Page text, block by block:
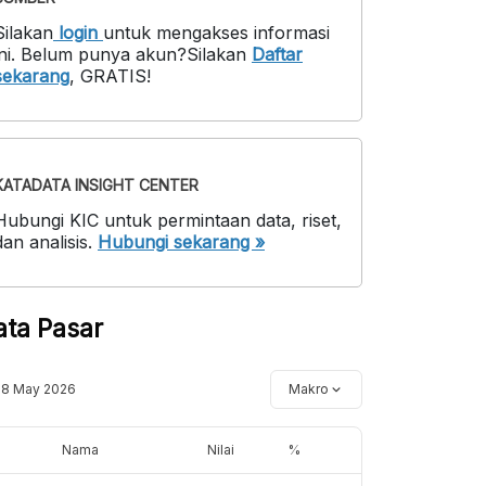
login untuk mengakses informasi
. Belum punya akun?Silakan Daftar
, GRATIS!
INSIGHT CENTER
KIC untuk permintaan data, riset,
analisis. Hubungi sekarang »
Pasar
May 2026 Makro
Nama Nilai %